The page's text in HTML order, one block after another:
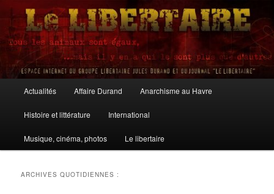
Aller
contenu
principal
Aller
contenu
secondaire
Le Libertaire
principal
Actualités Affaire Durand Anarchisme au Havre
Histoire et littérature International
Musique, cinéma, photos Le libertaire
ARCHIVES QUOTIDIENNES :